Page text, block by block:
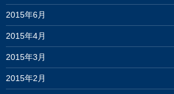
2015年6月
2015年4月
2015年3月
2015年2月